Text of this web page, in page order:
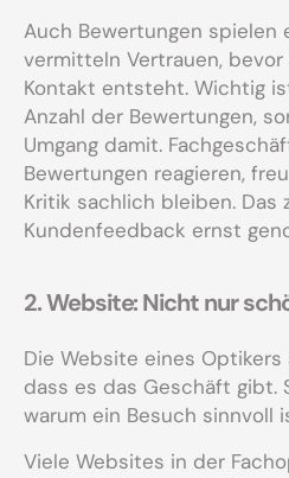
Auch Bewertungen spielen
vermitteln Vertrauen,
Kontakt entsteht. Wichtig
Anzahl der Bewertungen,
Umgang damit.
Bewertungen reagieren,
Kritik sachlich bleiben. Das
Kundenfeedback ernst
2. Website: Nicht nur
Die Website eines
dass es das Geschäft gibt.
warum ein Besuch sinnvoll
Viele Websites in der